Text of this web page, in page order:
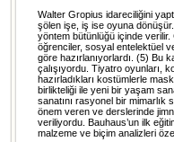
Walter Gropius idareciliğini
şölen işe, iş ise oyuna
yöntem bütünlüğü içinde
öğrenciler, sosyal entelektüel
göre hazırlanıyorlardı. (5) Bu
çalışıyordu. Tiyatro oyunları,
hazırladıkları kostümlerle
birlikteliği ile yeni bir yaşam
sanatını rasyonel bir
önem veren ve derslerinde
veriliyordu. Bauhaus’un ilk
malzeme ve biçim analizleri